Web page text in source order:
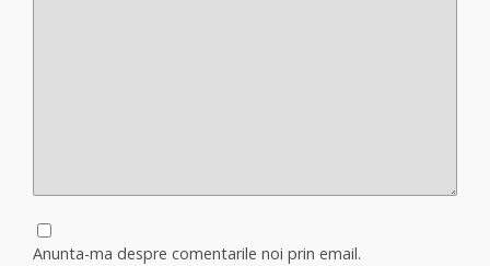
Anunta-ma despre comentarile noi prin email.